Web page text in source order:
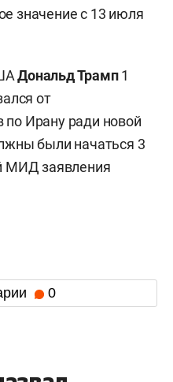
значение с 13 июля
Дональд Трамп1
от
по Ирану ради новой
были начаться 3
МИД заявления
0